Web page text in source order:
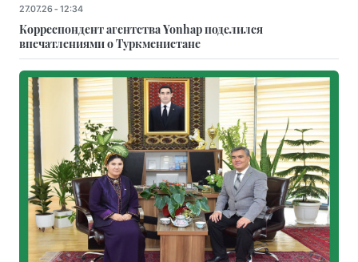
27.07.26 - 12:34
Корреспондент агентства Yonhap поделился
впечатлениями о Туркменистане